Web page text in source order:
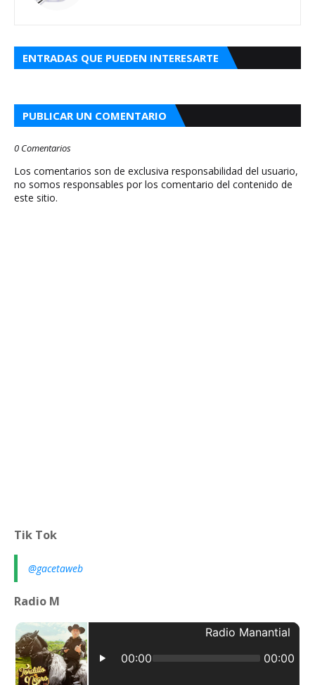
ENTRADAS QUE PUEDEN INTERESARTE
PUBLICAR UN COMENTARIO
0 Comentarios
Los comentarios son de exclusiva responsabilidad del usuario,
no somos responsables por los comentario del contenido de
este sitio.
Tik Tok
@gacetaweb
Radio M